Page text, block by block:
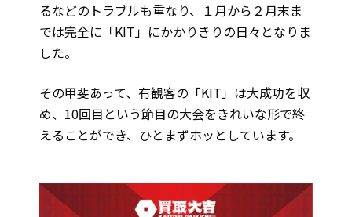
るなどのトラブルも重なり、１月から２月末ま
では完全に「KIT」にかかりきりの日々となりま
した。
その甲斐あって、有観客の「KIT」は大成功を収
め、10回目という節目の大会をきれいな形で終
えることができ、ひとまずホッとしています。